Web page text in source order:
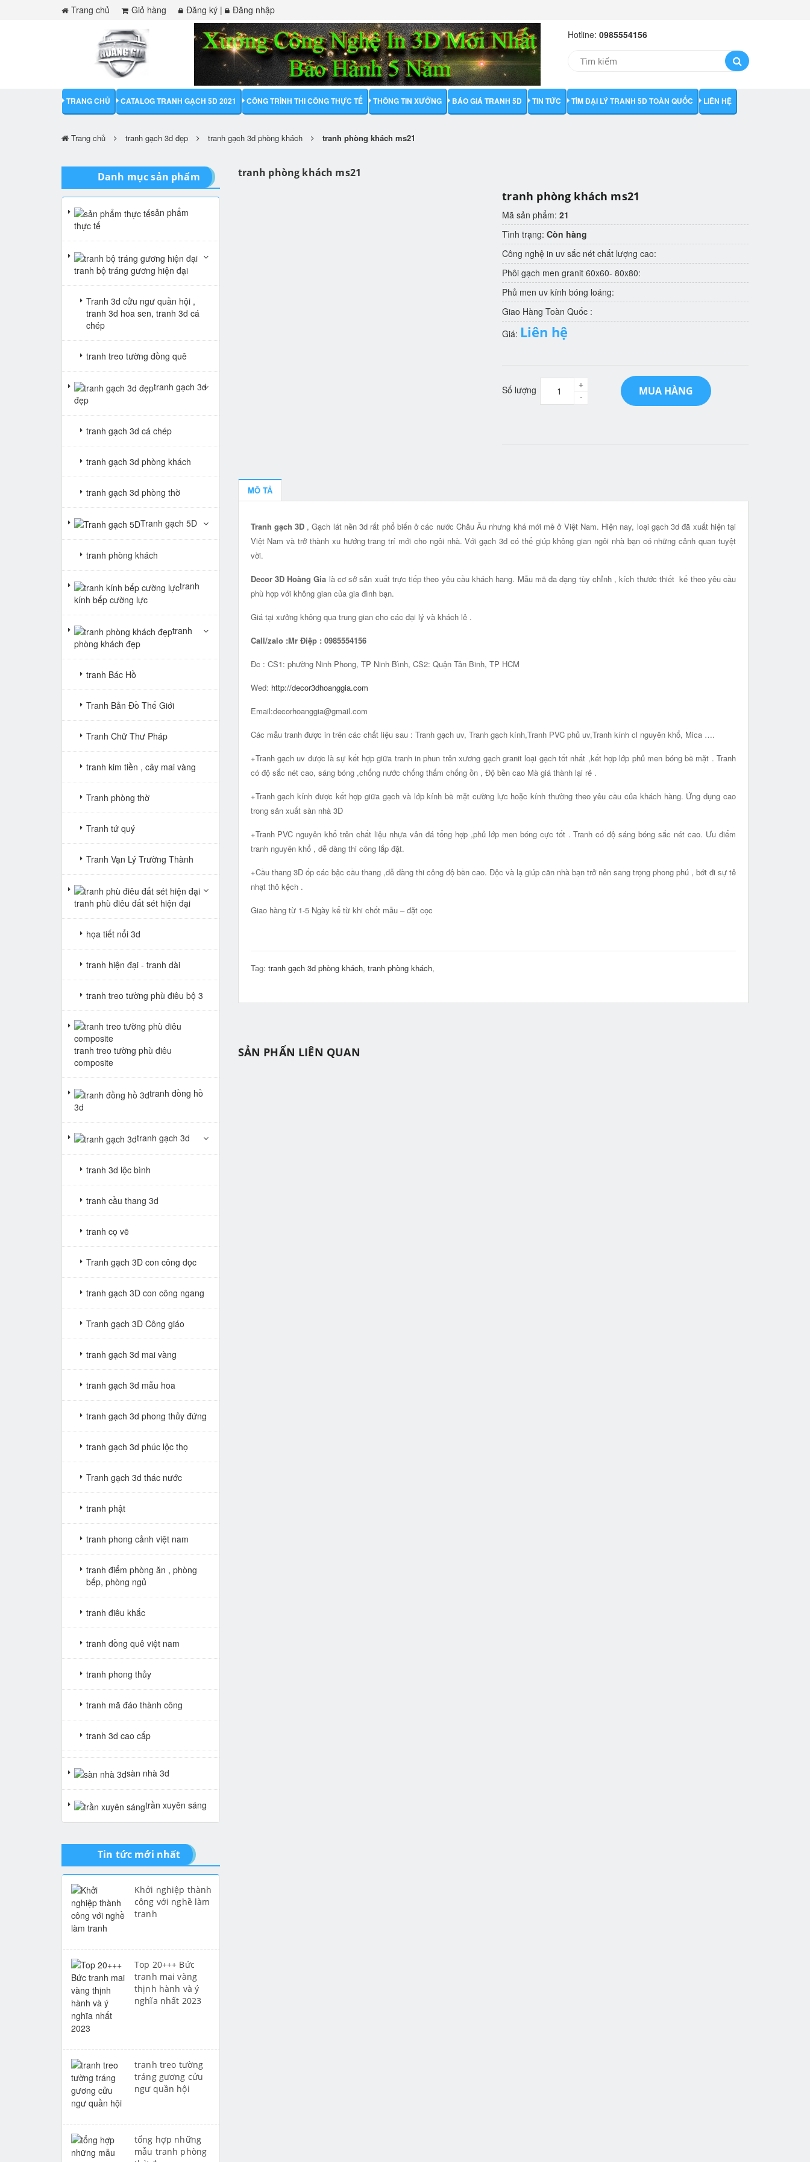
Trang chủ Giỏ hàng Đăng ký | Đăng nhập
Hotline: 0985554156
TRANG CHỦ CATALOG TRANH GẠCH 5D 2021 CÔNG TRÌNH THI CÔNG THỰC TẾ THÔNG TIN XƯỞNG BÁO GIÁ TRANH 5D TIN TỨC TÌM ĐẠI LÝ TRANH 5D TOÀN QUỐC LIÊN HỆ
Trang chủ tranh gạch 3d đẹp tranh gạch 3d phòng khách tranh phòng khách ms21
tranh phòng khách ms21
tranh phòng khách ms21
Mã sản phẩm:21
Tình trạng:Còn hàng
Công nghệ in uv sắc nét chất lượng cao:
Phôi gạch men granit 60x60- 80x80:
Phủ men uv kính bóng loáng:
Giao Hàng Toàn Quốc :
Giá: Liên hệ
Số lượng
-
+ MUA HÀNG
MÔ TẢ
Tranh gạch 3D, Gạch lát nền 3d rất phổ biến ở các nước Châu Âu nhưng khá mới mẻ ở Việt Nam. Hiện nay, loại gạch 3d đã xuất hiện tại
Việt Nam và trở thành xu hướng trang trí mới cho ngôi nhà. Với gạch 3d có thể giúp không gian ngôi nhà bạn có những cảnh quan tuyệt
vời.
Decor 3D Hoàng Gia là cơ sở sản xuất trực tiếp theo yêu cầu khách hang. Mẫu mã đa dạng tùy chỉnh , kích thước thiết kế theo yêu cầu
phù hợp với không gian của gia đình bạn.
Giá tại xưởng không qua trung gian cho các đại lý và khách lẻ .
Call/zalo :Mr Điệp : 0985554156
Đc : CS1: phường Ninh Phong, TP Ninh Bình, CS2: Quận Tân Binh, TP HCM
Wed: http://decor3dhoanggia.com
Email:decorhoanggia@gmail.com
Các mẫu tranh được in trên các chất liệu sau : Tranh gạch uv, Tranh gạch kính,Tranh PVC phủ uv,Tranh kính cl nguyên khổ, Mica ….
+Tranh gạch uv được là sự kết hợp giữa tranh in phun trên xương gạch granit loại gạch tốt nhất ,kết hợp lớp phủ men bóng bề mặt . Tranh
có độ sắc nét cao, sáng bóng ,chống nước chống thấm chống ồn , Độ bền cao Mà giá thành lại rẻ .
+Tranh gạch kính được kết hợp giữa gạch và lớp kính bề mặt cường lực hoặc kính thường theo yêu cầu của khách hàng. Ứng dụng cao
trong sản xuất sàn nhà 3D
+Tranh PVC nguyên khổ trên chất liệu nhựa vân đá tổng hợp ,phủ lớp men bóng cực tốt . Tranh có độ sáng bóng sắc nét cao. Ưu điểm
tranh nguyên khổ , dễ dàng thi công lắp đặt.
+Cầu thang 3D ốp các bậc cầu thang ,dễ dàng thi công độ bền cao. Độc và lạ giúp căn nhà bạn trở nên sang trọng phong phú , bớt đi sự tẻ
nhạt thô kệch .
Giao hàng từ 1-5 Ngày kể từ khi chốt mẫu – đặt cọc
Tag: tranh gạch 3d phòng khách, tranh phòng khách,
SẢN PHẨN LIÊN QUAN
Danh mục sản phẩm
sản phẩm
thực tế
tranh bộ tráng gương hiện đại
Tranh 3d cửu ngư quần hội ,
tranh 3d hoa sen, tranh 3d cá
chép
tranh treo tường đồng quê
tranh gạch 3d
đẹp
tranh gạch 3d cá chép
tranh gạch 3d phòng khách
tranh gạch 3d phòng thờ
Tranh gạch 5D
tranh phòng khách
tranh
kính bếp cường lực
tranh
phòng khách đẹp
tranh Bác Hồ
Tranh Bản Đồ Thế Giới
Tranh Chữ Thư Pháp
tranh kim tiền , cây mai vàng
Tranh phòng thờ
Tranh tứ quý
Tranh Vạn Lý Trường Thành
tranh phù điêu đất sét hiện đại
họa tiết nổi 3d
tranh hiện đại - tranh dài
tranh treo tường phù điêu bộ 3
tranh treo tường phù điêu
composite
tranh đồng hồ
3d
tranh gạch 3d
tranh 3d lộc bình
tranh cầu thang 3d
tranh cọ vẽ
Tranh gạch 3D con công dọc
tranh gạch 3D con công ngang
Tranh gạch 3D Công giáo
tranh gạch 3d mai vàng
tranh gạch 3d mẫu hoa
tranh gạch 3d phong thủy đứng
tranh gạch 3d phúc lộc thọ
Tranh gạch 3d thác nước
tranh phật
tranh phong cảnh việt nam
tranh điểm phòng ăn , phòng
bếp, phòng ngủ
tranh điêu khắc
tranh đồng quê việt nam
tranh phong thủy
tranh mã đáo thành công
tranh 3d cao cấp
gió
tranh giả ngọc
sàn nhà 3d
trần xuyên sáng
Tin tức mới nhất
Khởi nghiệp thành
công với nghề làm
tranh
Top 20+++ Bức
tranh mai vàng
thịnh hành và ý
nghĩa nhất 2023
tranh treo tường
tráng gương cửu
ngư quần hội
tổng hợp những
mẫu tranh phòng